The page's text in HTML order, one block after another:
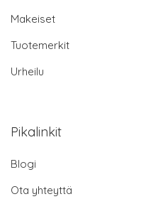
Makeiset
Tuotemerkit
Urheilu
Pikalinkit
Blogi
Ota yhteyttä